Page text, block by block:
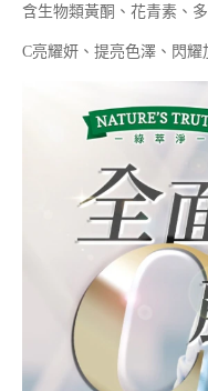
含生物類黃酮、花青素、
C亮耀妍、提亮色澤、閃耀